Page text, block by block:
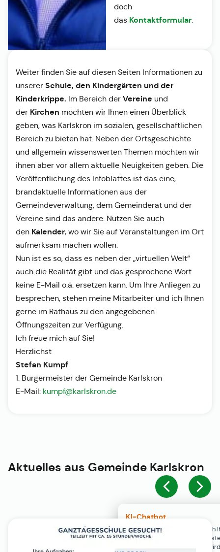
KI-Chatbot
Der KI-Chatbot steht erst nach
Einwilligung in den Cookie-
Verfügung. Der Chat-Verlauf
doch
das Kontaktformular.
Weiter finden Sie auf diesen Seiten Informationen zu
unserer Schule, den Kindergärten und der
Kinderkrippe. Im Bereich der Vereine und
der Kirchen möchten wir Ihnen einen Überblick
geben, was Karlskron im sozialen, gesellschaftlichen
Bereich zu bieten hat. Neben der Ortsgeschichte
und allgemein wissenswerten Themen möchten wir
ihnen aber vor allem aktuelle Neuigkeiten geben. Die
Veröffentlichung des Infoblattes ist das eine,
brandaktuelle Informationen aus der
Gemeindeverwaltung, dem Gemeinderat und der
Vereine sind das andere. Nutzen Sie auch
den Kalender, wo wir Sie auf Veranstaltungen im Ort
aufmerksam machen wollen.
Nun ist es so, dass es neben der „virtuellen Welt“
auch die Realität gibt und das gesprochene Wort
keine E-Mail o.ä. ersetzen kann. Um Ihre Anliegen zu
besprechen, stehen meine Mitarbeiter und ich Ihnen
gerne im Rathaus zu den angegebenen
Öffnungszeiten zur Verfügung.
Ich freue mich auf Sie!
Herzlichst
Stefan Kumpf
1. Bürgermeister der Gemeinde Karlskron
E-Mail: kumpf@karlskron.de
Aktuelles aus Gemeinde Karlskron